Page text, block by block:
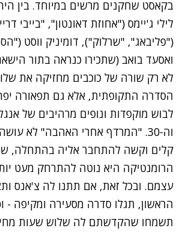
בקאסט שחקנים מרשים במיוחד. בין
לילי ג'יימס ("אחוזת דאונטון", "בייבי
("פליבאג", "שרלוק"), דומיניק ווסט
לא רק שורה של כוכבים מחזיקה את
הסדרה התקופתית, אלא גם תפאורה
וה-30. "המרדף אחרי האהבה" לא
קלים וקשה להתחבר אליה בהתחלה,
הרומנטיקה היא נוטה להתרחק מעט
עצמם. ובכל זאת, אם תתנו לה צ'אנס
הראשון, תגלו סדרה מסעירה ומקיפה -
תשמחו שהקדשתם לה שלוש שעות